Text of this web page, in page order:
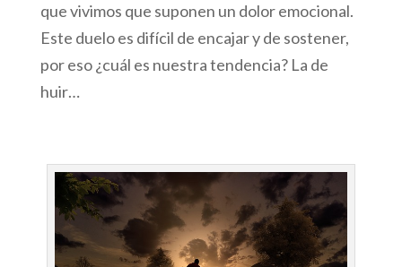
que vivimos que suponen un dolor emocional.
Este duelo es difícil de encajar y de sostener,
por eso ¿cuál es nuestra tendencia? La de
huir…